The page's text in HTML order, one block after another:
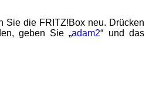
Sie die FRITZ!Box neu. Drücken
geben Sie „adam2“ und das